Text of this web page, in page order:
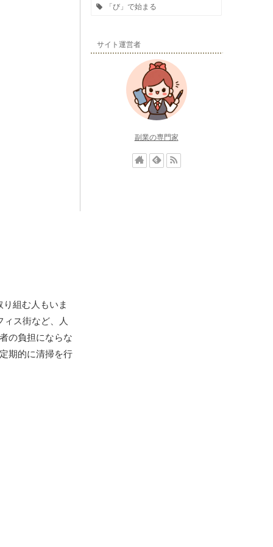
組む人もいま
ス街など、人
の負担にならな
期的に清掃を行
「び」で始まる
サイト運営者
副業の専門家